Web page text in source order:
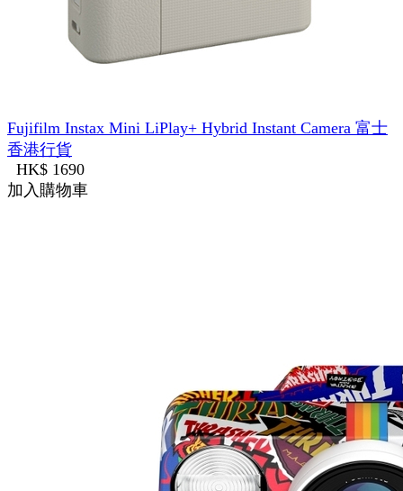
Fujifilm Instax Mini LiPlay+ Hybrid Instant Camera 富士
香港行貨
HK$ 1690
加入購物車